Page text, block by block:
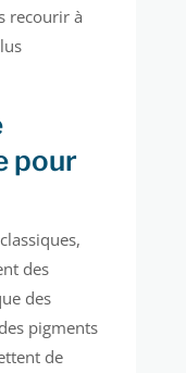
recourir à
pour
des
des
pigments
de